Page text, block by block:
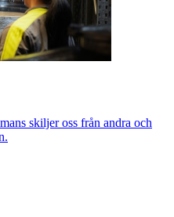
skiljer oss från andra och